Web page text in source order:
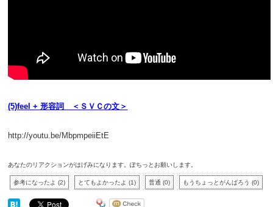
(5)feel + 形容詞 ＜ＳＶＣの文＞
http://youtu.be/MbpmpeiiEtE
あなたのリアクションがはげみになります。ぽちっとお願いします。
参考になったよ(2) とてもよかったよ(1) 普通(0) もうちょっとがんばろう(0)